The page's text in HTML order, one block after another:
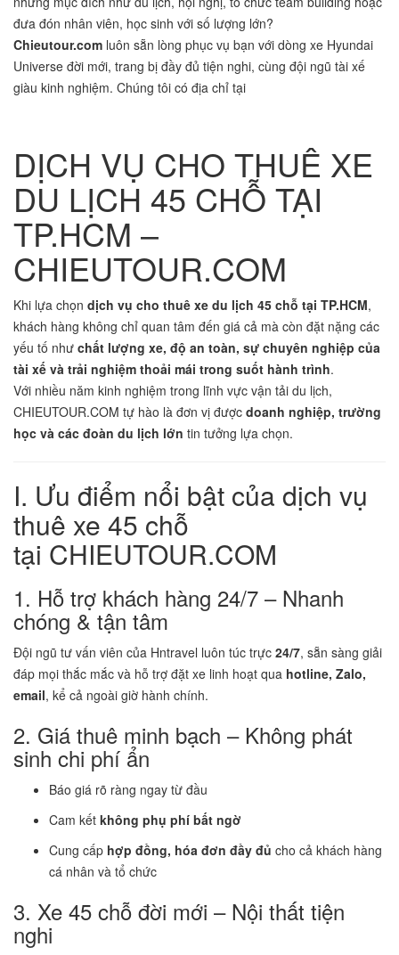
đưa đón nhân viên, học sinh với số lượng lớn?
Chieutour.com luôn sẵn lòng phục vụ bạn với dòng xe Hyundai
Universe đời mới, trang bị đầy đủ tiện nghi, cùng đội ngũ tài xế
giàu kinh nghiệm. Chúng tôi có địa chỉ tại
DỊCH VỤ CHO THUÊ XE
DU LỊCH 45 CHỖ TẠI
TP.HCM –
CHIEUTOUR.COM
Khi lựa chọn dịch vụ cho thuê xe du lịch 45 chỗ tại TP.HCM,
khách hàng không chỉ quan tâm đến giá cả mà còn đặt nặng các
yếu tố như chất lượng xe, độ an toàn, sự chuyên nghiệp của
tài xế và trải nghiệm thoải mái trong suốt hành trình.
Với nhiều năm kinh nghiệm trong lĩnh vực vận tải du lịch,
CHIEUTOUR.COM tự hào là đơn vị được doanh nghiệp, trường
học và các đoàn du lịch lớn tin tưởng lựa chọn.
I. Ưu điểm nổi bật của dịch vụ
thuê xe 45 chỗ
tại CHIEUTOUR.COM
1. Hỗ trợ khách hàng 24/7 – Nhanh
chóng & tận tâm
Đội ngũ tư vấn viên của Hntravel luôn túc trực 24/7, sẵn sàng giải
đáp mọi thắc mắc và hỗ trợ đặt xe linh hoạt qua hotline, Zalo,
email, kể cả ngoài giờ hành chính.
2. Giá thuê minh bạch – Không phát
sinh chi phí ẩn
Báo giá rõ ràng ngay từ đầu
Cam kết không phụ phí bất ngờ
Cung cấp hợp đồng, hóa đơn đầy đủ cho cả khách hàng
cá nhân và tổ chức
3. Xe 45 chỗ đời mới – Nội thất tiện
nghi